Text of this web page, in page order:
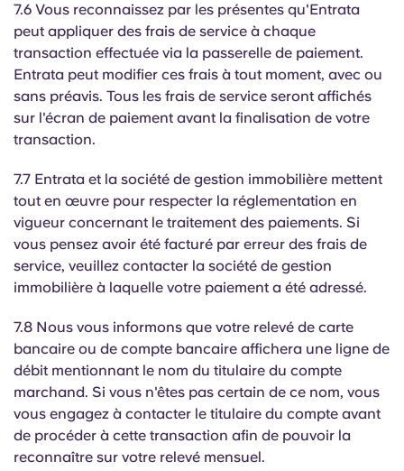
7.6 Vous reconnaissez par les présentes qu'Entrata
peut appliquer des frais de service à chaque
transaction effectuée via la passerelle de paiement.
Entrata peut modifier ces frais à tout moment, avec ou
sans préavis. Tous les frais de service seront affichés
sur l'écran de paiement avant la finalisation de votre
transaction.
7.7 Entrata et la société de gestion immobilière mettent
tout en œuvre pour respecter la réglementation en
vigueur concernant le traitement des paiements. Si
vous pensez avoir été facturé par erreur des frais de
service, veuillez contacter la société de gestion
immobilière à laquelle votre paiement a été adressé.
7.8 Nous vous informons que votre relevé de carte
bancaire ou de compte bancaire affichera une ligne de
débit mentionnant le nom du titulaire du compte
marchand. Si vous n'êtes pas certain de ce nom, vous
vous engagez à contacter le titulaire du compte avant
de procéder à cette transaction afin de pouvoir la
reconnaître sur votre relevé mensuel.